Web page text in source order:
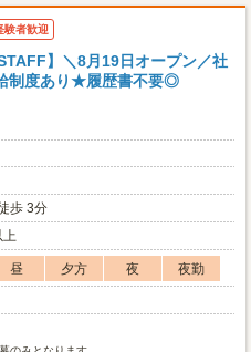
験者歓迎
】＼8月19日オープン／社
制度あり★履歴書不要◎
歩 3分
上
昼 夕方 夜
夜勤